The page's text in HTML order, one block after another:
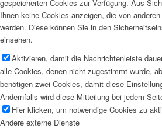
gespeicherten Cookies zur Verfügung. Aus
Ihnen keine Cookies anzeigen, die von
werden. Diese können Sie in den
einsehen.
Aktivieren, damit die Nachrichtenleiste
alle Cookies, denen nicht zugestimmt wurde,
benötigen zwei Cookies, damit diese
Andernfalls wird diese Mitteilung bei jedem
Hier klicken, um notwendige Cookies zu
Andere externe Dienste